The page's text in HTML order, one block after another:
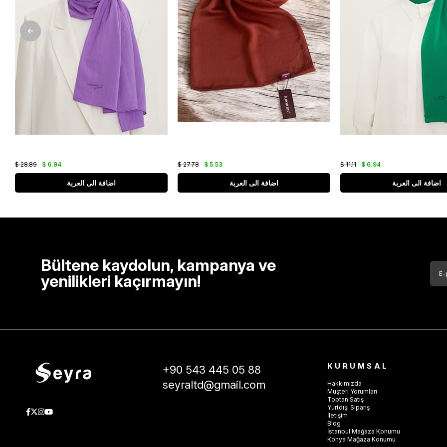
$ 6.94
$ 28.89
اضافة الى العربة
$ 5.53
$ 27.78
اضافة الى العربة
$ 6.94
$ 11.11
اضافة الى العربة
Bültene kaydolun, kampanya ve
yenilikleri kaçırmayın!
+90 543 445 05 88
seyraltd@gmail.com
KURUMSAL
Hakkımızda
Müşteri Yorumları
Toptan Satış
Yurtdışı Sipariş
İletişim
Blog
İstanbul Mağaza Konumu
Konya Mağaza Konumu